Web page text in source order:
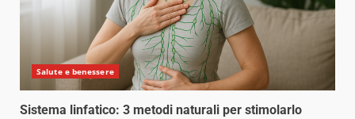
Salute e benessere
Sistema linfatico: 3 metodi naturali per stimolarlo